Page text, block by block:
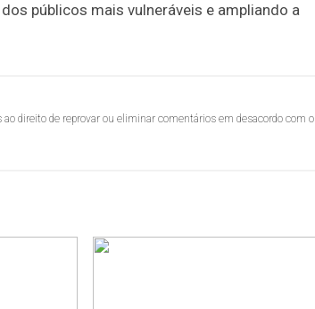
públicos mais vulneráveis e ampliando a
direito de reprovar ou eliminar comentários em desacordo com o